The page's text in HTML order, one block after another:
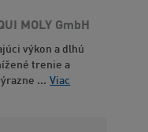
MOLY GmbH
výkon a dlhú
trenie a
... Viac